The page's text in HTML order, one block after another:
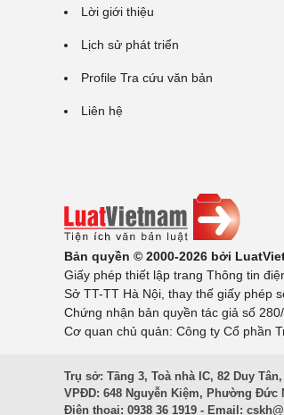
Lời giới thiệu
Lịch sử phát triển
Profile Tra cứu văn bản
Liên hệ
Bản quyền © 2000-2026 bởi
Giấy phép thiết lập trang Thông tin
Sở TT-TT Hà Nội, thay thế giấy phép
Chứng nhận bản quyền tác giả số
Cơ quan chủ quản: Công ty Cổ phần
Trụ sở: Tầng 3, Toà nhà IC, 82 Duy Tân,
VPĐD: 648 Nguyễn Kiệm, Phường Đức
Điện thoại: 0938 36 1919 - Email: